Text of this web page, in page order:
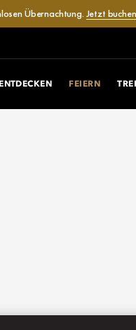
Übernachtung. Jetzt buchen
ENTDECKEN FEIERN